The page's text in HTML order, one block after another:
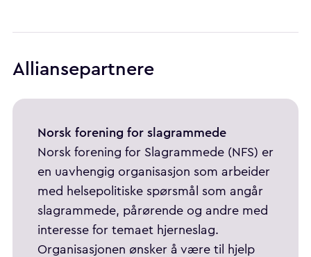
Alliansepartnere
Norsk forening for slagrammede
Norsk forening for Slagrammede (NFS) er
en uavhengig organisasjon som arbeider
med helsepolitiske spørsmål som angår
slagrammede, pårørende og andre med
interesse for temaet hjerneslag.
Organisasjonen ønsker å være til hjelp